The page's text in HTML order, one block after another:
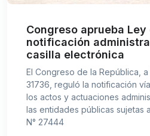
Congreso aprueba
notificación
casilla electrónica
El Congreso de la República,
31736, reguló la notificación
los actos y actuaciones
las entidades públicas sujetas
N° 27444